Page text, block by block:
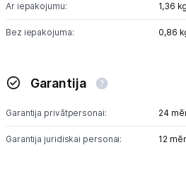
Ar iepakojumu: 1,36 kg
Bez iepakojuma: 0,86
Garantija
Garantija privātpersonai: 24
Garantija juridiskai personai: 12